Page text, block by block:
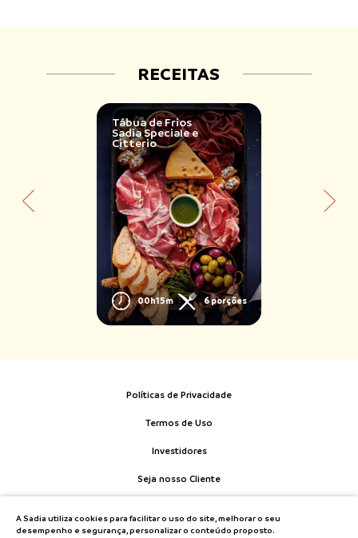
RECEITAS
00h15m 6 porções
Tábua de Frios
Sadia Speciale e
Citterio
Políticas de Privacidade
Termos de Uso
Investidores
Seja nosso Cliente
A Sadia utiliza cookies para facilitar o uso do site, melhorar o seu
desempenho e segurança, personalizar o conteúdo proposto.